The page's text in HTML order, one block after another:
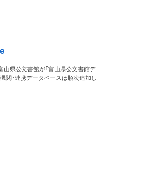
山県公文書館が「富山県公文書館デ
関・連携データベースは順次追加し